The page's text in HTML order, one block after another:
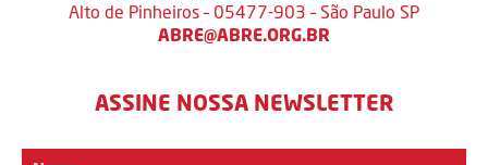
Alto de Pinheiros – 05477-903 – São Paulo SP
ABRE@ABRE.ORG.BR
ASSINE NOSSA NEWSLETTER